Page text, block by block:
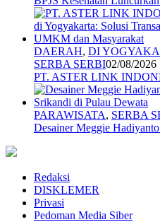
DAERAH, DI
SERBA SERBI02/08/2026
PT. ASTER LINK
PARAWISATA, SERBA
Desainer Meggie
Redaksi
DISKLEMER
Privasi
Pedoman Media Siber